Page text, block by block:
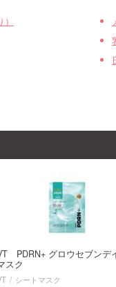
PDRN+ グロウセブンデ
スク
シートマスク